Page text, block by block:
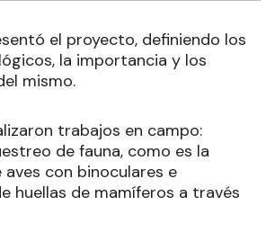
el proyecto, definiendo los
la importancia y los
mismo.
trabajos en campo:
de fauna, como es la
con binoculares e
huellas de mamíferos a través